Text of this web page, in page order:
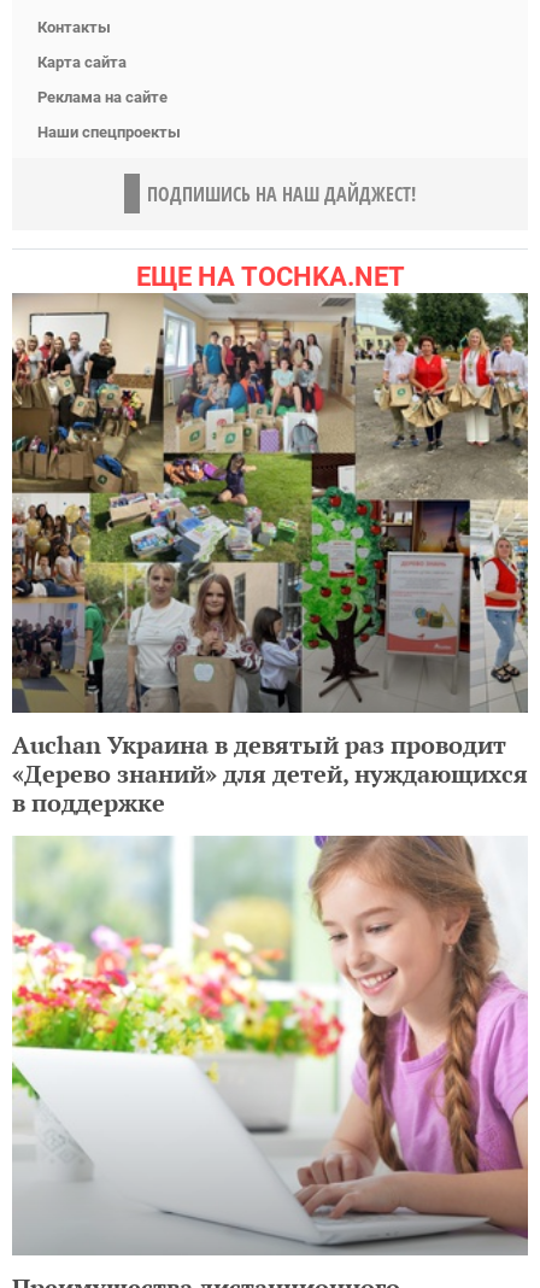
Контакты
Карта сайта
Реклама на сайте
Наши спецпроекты
ПОДПИШИСЬ НА НАШ ДАЙДЖЕСТ!
ЕЩЕ НА TOCHKA.NET
Auchan Украина в девятый раз проводит
«Дерево знаний» для детей, нуждающихся
в поддержке